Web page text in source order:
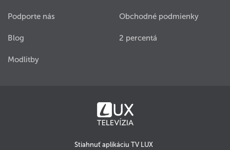
Podporte nás
Blog
Modlitby
Obchodné podmienky
2 percentá
Stiahnuť aplikáciu TV LUX